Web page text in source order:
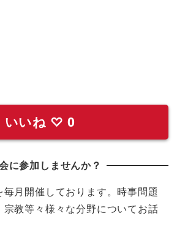
いいね ♡ 0
に参加しませんか？
月開催しております。時事問題
教等々様々な分野についてお話